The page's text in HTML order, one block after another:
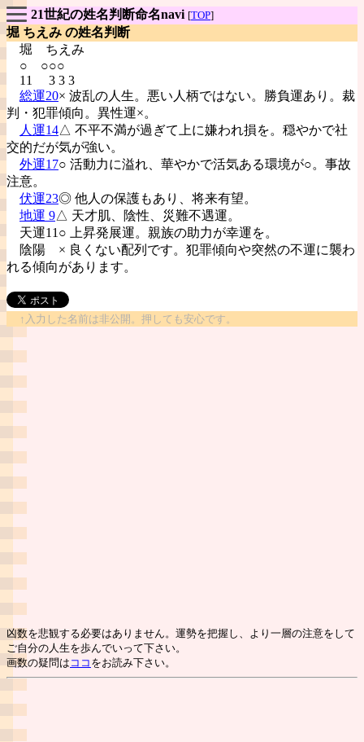
21世紀の姓名判断命名navi [TOP]
堀 ちえみ の姓名判断
堀 ちえみ
○ ○○○
11 3 3 3
総運20× 波乱の人生。悪い人柄ではない。勝負運あり。裁
判・犯罪傾向。異性運×。
人運14△ 不平不満が過ぎて上に嫌われ損を。穏やかで社
交的だが気が強い。
外運17○ 活動力に溢れ、華やかで活気ある環境が○。事故
注意。
伏運23◎ 他人の保護もあり、将来有望。
地運 9△ 天才肌、陰性、災難不遇運。
天運11○ 上昇発展運。親族の助力が幸運を。
陰陽 × 良くない配列です。犯罪傾向や突然の不運に襲わ
れる傾向があります。
↑入力した名前は非公開。押しても安心です。
凶数を悲観する必要はありません。運勢を把握し、より一層の注意をして
ご自分の人生を歩んでいって下さい。
画数の疑問は ココ をお読み下さい。